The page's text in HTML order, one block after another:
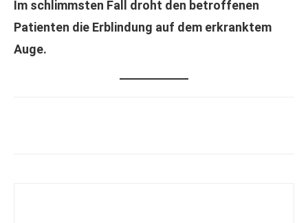
Im schlimmsten Fall droht den betroffenen
Patienten die Erblindung auf dem erkranktem
Auge.